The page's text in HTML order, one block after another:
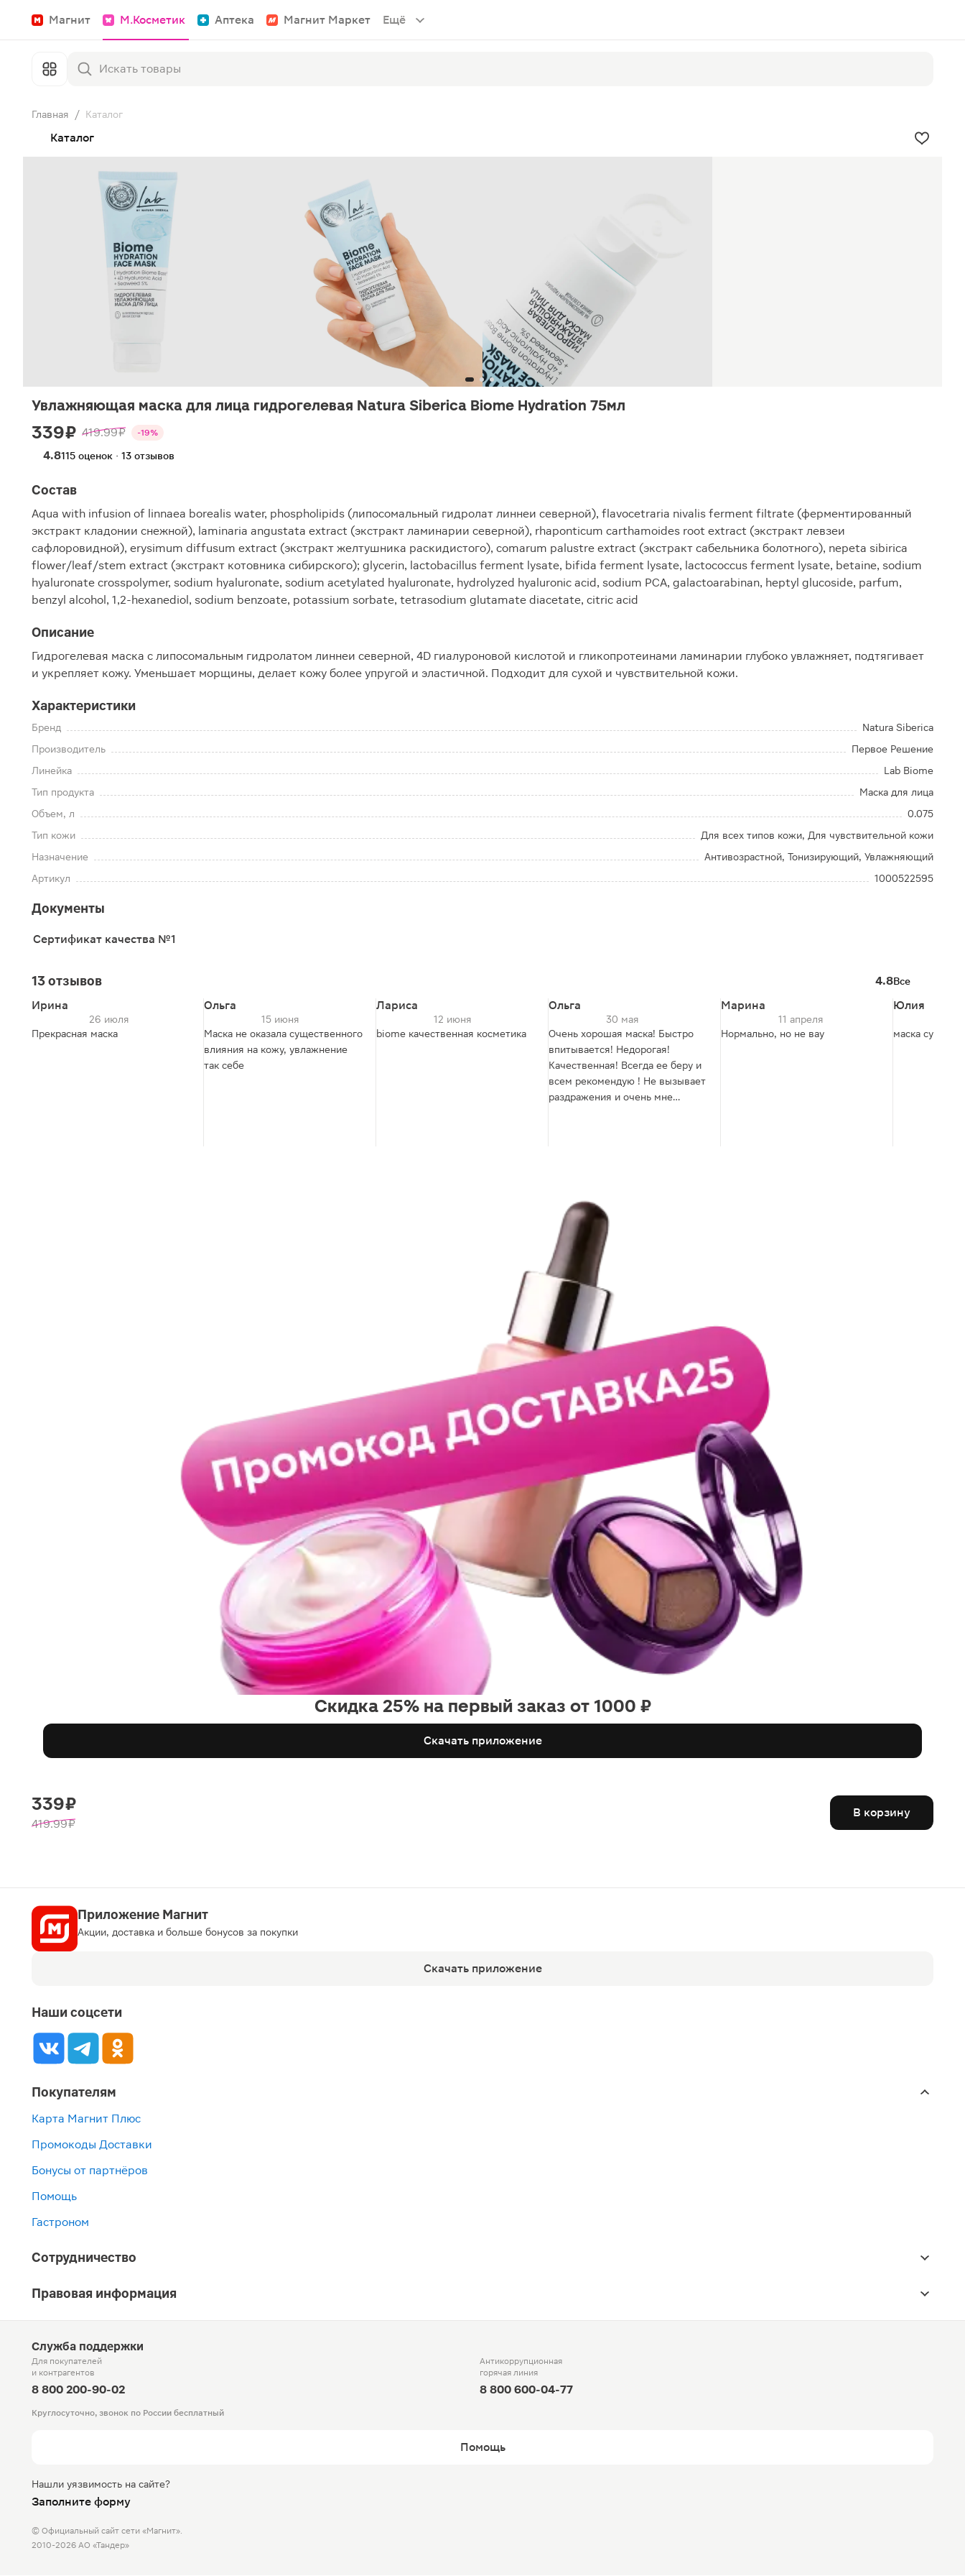
Магнит М.Косметик Аптека Магнит Маркет Ещё
Главная / Каталог
Каталог
Увлажняющая маска для лица гидрогелевая Natura Siberica Biome Hydration 75мл
339 ₽ 419.99 ₽ -19%
4.8115 оценок · 13 отзывов
Состав
Aqua with infusion of linnaea borealis water, phospholipids (липосомальный гидролат линнеи северной), flavocetraria nivalis ferment filtrate (ферментированный
экстракт кладонии снежной), laminaria angustata extract (экстракт ламинарии северной), rhaponticum carthamoides root extract (экстракт левзеи
сафлоровидной), erysimum diffusum extract (экстракт желтушника раскидистого), comarum palustre extract (экстракт сабельника болотного), nepeta sibirica
flower/leaf/stem extract (экстракт котовника сибирского); glycerin, lactobacillus ferment lysate, bifida ferment lysate, lactococcus ferment lysate, betaine, sodium
hyaluronate crosspolymer, sodium hyaluronate, sodium acetylated hyaluronate, hydrolyzed hyaluronic acid, sodium PCA, galactoarabinan, heptyl glucoside, parfum,
benzyl alcohol, 1,2-hexanediol, sodium benzoate, potassium sorbate, tetrasodium glutamate diacetate, citric acid
Описание
Гидрогелевая маска с липосомальным гидролатом линнеи северной, 4D гиалуроновой кислотой и гликопротеинами ламинарии глубоко увлажняет, подтягивает
и укрепляет кожу. Уменьшает морщины, делает кожу более упругой и эластичной. Подходит для сухой и чувствительной кожи.
Характеристики
Бренд
Natura Siberica
Производитель
Первое Решение
Линейка
Lab Biome
Тип продукта
Маска для лица
Объем, л
0.075
Тип кожи
Для всех типов кожи, Для чувствительной кожи
Назначение
Антивозрастной, Тонизирующий, Увлажняющий
Артикул
1000522595
Документы
Сертификат качества №1
13 отзывов 4.8Все
Ирина
26 июля
Прекрасная маска
Ольга
15 июня
Маска не оказала существенного
влияния на кожу, увлажнение
так себе
Лариса
12 июня
biome качественная косметика
Ольга
30 мая
Очень хорошая маска! Быстро
впитывается! Недорогая!
Качественная! Всегда ее беру и
всем рекомендую ! Не вызывает
раздражения и очень мне
Марина
11 апреля
Нормально, но не вау
Юлия
маска супер
Скидка 25% на первый заказ от 1000 ₽
Скачать приложение
339 ₽
419.99 ₽
В корзину
Приложение Магнит
Акции, доставка и больше бонусов за покупки
Скачать приложение
Наши соцсети
Покупателям
Карта Магнит Плюс
Промокоды Доставки
Бонусы от партнёров
Помощь
Гастроном
Сотрудничество
Правовая информация
Служба поддержки
Для покупателей
и контрагентов
8 800 200-90-02
Антикоррупционная
горячая линия
8 800 600-04-77
Круглосуточно, звонок по России бесплатный
Помощь
Нашли уязвимость на сайте?
Заполните форму
© Официальный сайт сети «Магнит».
2010-2026 АО «Тандер»